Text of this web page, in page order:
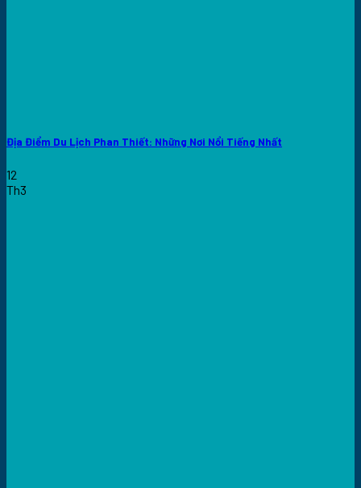
Địa Điểm Du Lịch Phan Thiết: Những Nơi Nổi Tiếng Nhất
12
Th3